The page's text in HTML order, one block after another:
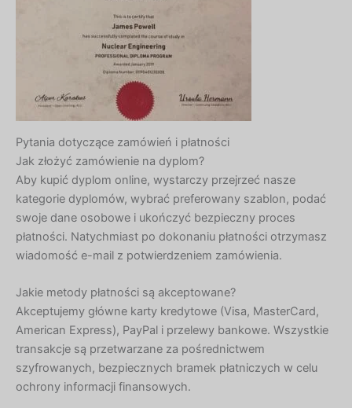
Pytania dotyczące zamówień i płatności
Jak złożyć zamówienie na dyplom?
Aby kupić dyplom online, wystarczy przejrzeć nasze
kategorie dyplomów, wybrać preferowany szablon, podać
swoje dane osobowe i ukończyć bezpieczny proces
płatności. Natychmiast po dokonaniu płatności otrzymasz
wiadomość e-mail z potwierdzeniem zamówienia.
Jakie metody płatności są akceptowane?
Akceptujemy główne karty kredytowe (Visa, MasterCard,
American Express), PayPal i przelewy bankowe. Wszystkie
transakcje są przetwarzane za pośrednictwem
szyfrowanych, bezpiecznych bramek płatniczych w celu
ochrony informacji finansowych.